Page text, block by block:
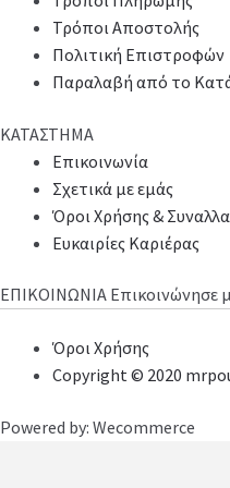
Τρόποι Αποστολής
Πολιτική Επιστροφών
Παραλαβή από το
ΚΑΤΑΣΤΗΜΑ
Επικοινωνία
Σχετικά με εμάς
Όροι Χρήσης &
Ευκαιρίες Καριέρας
ΕΠΙΚΟΙΝΩΝΙΑ Επικοινώνησε
Όροι Χρήσης
Copyright © 2020
Powered by: Wecommerce